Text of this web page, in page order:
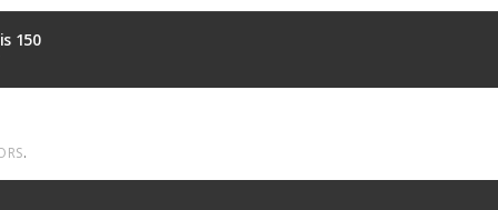
150
.